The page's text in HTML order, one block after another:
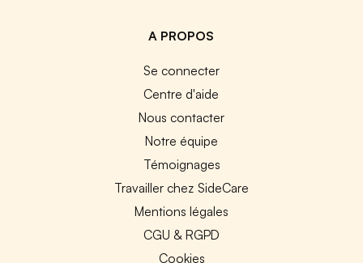
A PROPOS
Se connecter
Centre d'aide
Nous contacter
Notre équipe
Témoignages
Travailler chez SideCare
Mentions légales
CGU & RGPD
Cookies